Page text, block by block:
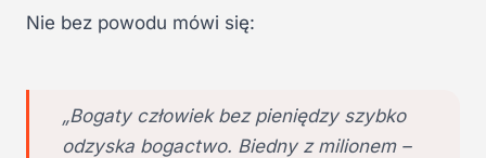
Nie bez powodu mówi się:
„Bogaty człowiek bez pieniędzy szybko
odzyska bogactwo. Biedny z milionem –